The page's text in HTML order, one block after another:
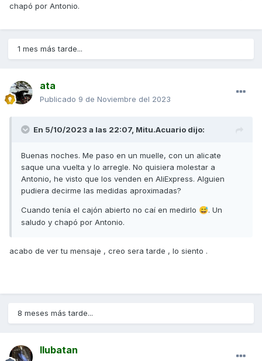
chapó por Antonio.
1 mes más tarde...
ata
Publicado 9 de Noviembre del 2023
En 5/10/2023 a las 22:07, Mitu.Acuario dijo:
Buenas noches. Me paso en un muelle, con un alicate
saque una vuelta y lo arregle. No quisiera molestar a
Antonio, he visto que los venden en AliExpress. Alguien
pudiera decirme las medidas aproximadas?
Cuando tenía el cajón abierto no caí en medirlo 😅. Un
saludo y chapó por Antonio.
acabo de ver tu mensaje , creo sera tarde , lo siento .
8 meses más tarde...
Ilubatan